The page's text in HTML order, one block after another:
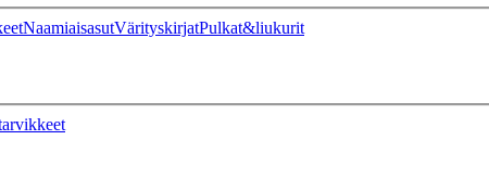
NaamiaisasutVärityskirjatPulkat&liukurit